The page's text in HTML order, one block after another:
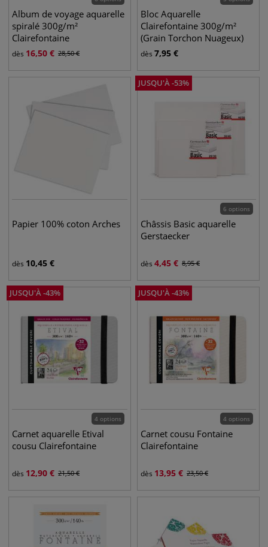
Album de voyage aquarelle
spiralé 300g/m²
Clairefontaine
dès 16,50 € 28,50€
Bloc Aquarelle
Clairefontaine 300g/m²
(Grain Torchon Nuageux)
dès 7,95 €
Papier 100% coton Arches
dès 10,45 €
JUSQU'À-53%
6 options
Châssis Basic aquarelle
Gerstaecker
dès 4,45 € 8,95€
JUSQU'À-43%
4 options
Carnet aquarelle Etival
cousu Clairefontaine
dès 12,90 € 21,50€
JUSQU'À-43%
4 options
Carnet cousu Fontaine
Clairefontaine
dès 13,95 € 23,50€